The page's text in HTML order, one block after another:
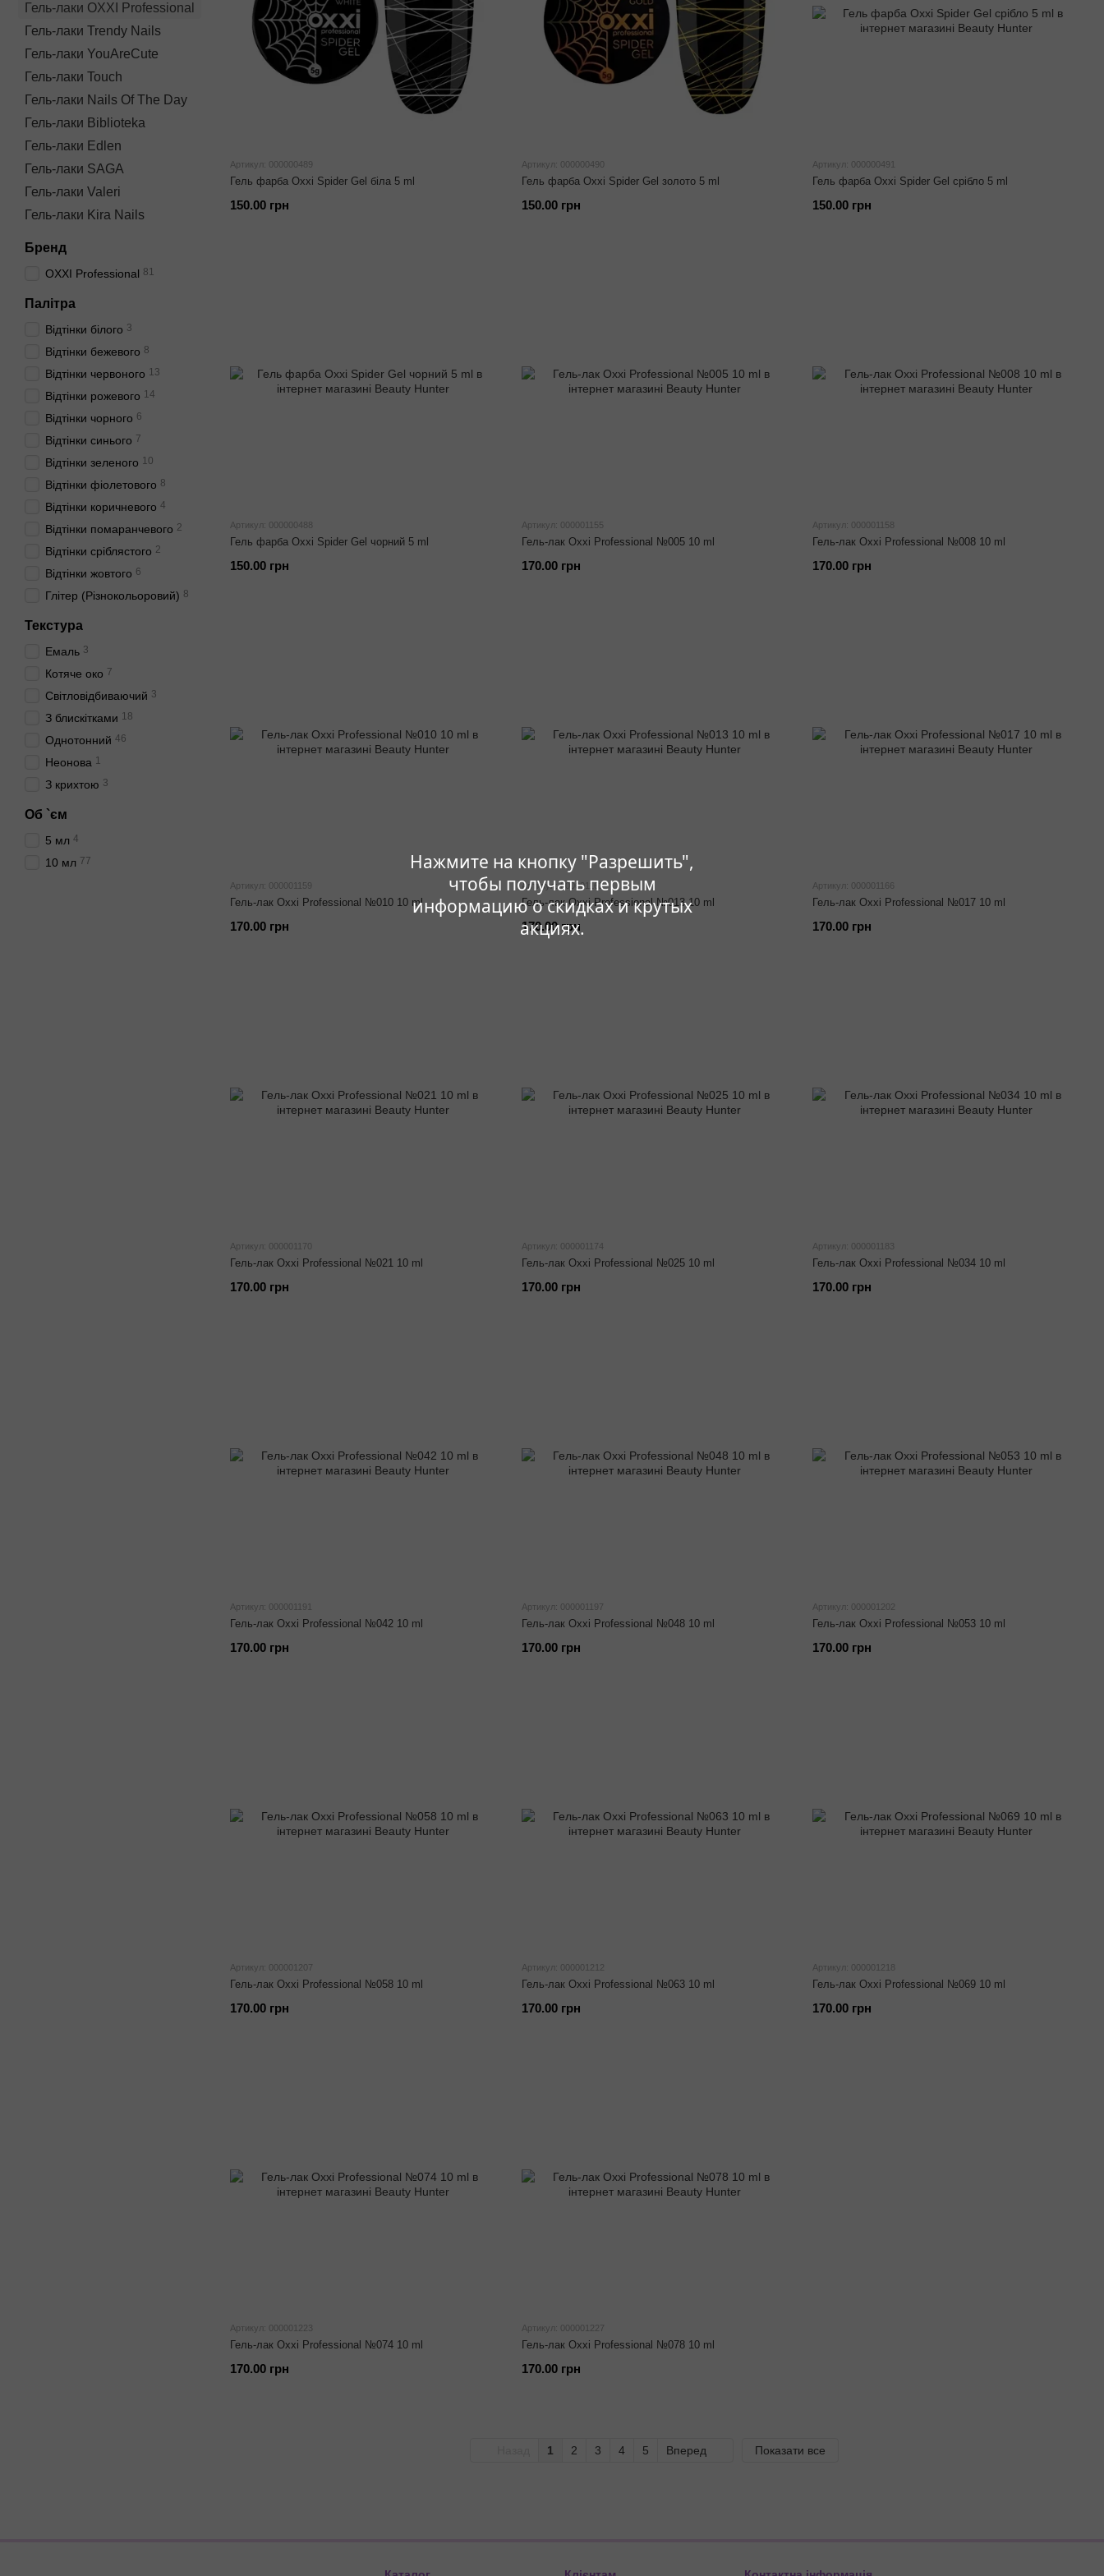
Нажмите на кнопку "Разрешить",
чтобы получать первым
информацию о скидках и крутых
акциях.
Артикул: 000000489
Гель фарба Oxxi Spider Gel біла 5 ml
150.00 грн
Артикул: 000000490
Гель фарба Oxxi Spider Gel золото 5 ml
150.00 грн
Артикул: 000000491
Гель фарба Oxxi Spider Gel срібло 5 ml
150.00 грн
Артикул: 000000488
Гель фарба Oxxi Spider Gel чорний 5 ml
150.00 грн
Артикул: 000001155
Гель-лак Oxxi Professional №005 10 ml
170.00 грн
Артикул: 000001158
Гель-лак Oxxi Professional №008 10 ml
170.00 грн
Артикул: 000001159
Гель-лак Oxxi Professional №010 10 ml
170.00 грн
Артикул: 000001162
Гель-лак Oxxi Professional №013 10 ml
170.00 грн
Артикул: 000001166
Гель-лак Oxxi Professional №017 10 ml
170.00 грн
Артикул: 000001170
Гель-лак Oxxi Professional №021 10 ml
170.00 грн
Артикул: 000001174
Гель-лак Oxxi Professional №025 10 ml
170.00 грн
Артикул: 000001183
Гель-лак Oxxi Professional №034 10 ml
170.00 грн
Артикул: 000001191
Гель-лак Oxxi Professional №042 10 ml
170.00 грн
Артикул: 000001197
Гель-лак Oxxi Professional №048 10 ml
170.00 грн
Артикул: 000001202
Гель-лак Oxxi Professional №053 10 ml
170.00 грн
Артикул: 000001207
Гель-лак Oxxi Professional №058 10 ml
170.00 грн
Артикул: 000001212
Гель-лак Oxxi Professional №063 10 ml
170.00 грн
Артикул: 000001218
Гель-лак Oxxi Professional №069 10 ml
170.00 грн
Артикул: 000001223
Гель-лак Oxxi Professional №074 10 ml
170.00 грн
Артикул: 000001227
Гель-лак Oxxi Professional №078 10 ml
170.00 грн
1 2 3 4 5 Вперед Показати все
Гель-лаки OXXI Professional
Гель-лаки Trendy Nails
Гель-лаки YouAreCute
Гель-лаки Touch
Гель-лаки Nails Of The Day
Гель-лаки Biblioteka
Гель-лаки Edlen
Гель-лаки SAGA
Гель-лаки Valeri
Гель-лаки Kira Nails
Бренд
OXXI Professional 81
Палітра
Відтінки білого 3
Відтінки бежевого 8
Відтінки червоного 13
Відтінки рожевого 14
Відтінки чорного 6
Відтінки синього 7
Відтінки зеленого 10
Відтінки фіолетового 8
Відтінки коричневого 4
Відтінки помаранчевого 2
Відтінки сріблястого 2
Відтінки жовтого 6
Глітер (Різнокольоровий) 8
Текстура
Емаль 3
Котяче око 7
Світловідбиваючий 3
З блискітками 18
Однотонний 46
Неонова 1
З крихтою 3
Об `єм
5 мл 4
10 мл 77